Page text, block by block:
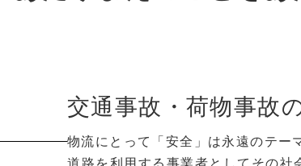
交通事故・荷物事故
物流にとって「安全」は永遠のテー
道路を利用する事業者としてその